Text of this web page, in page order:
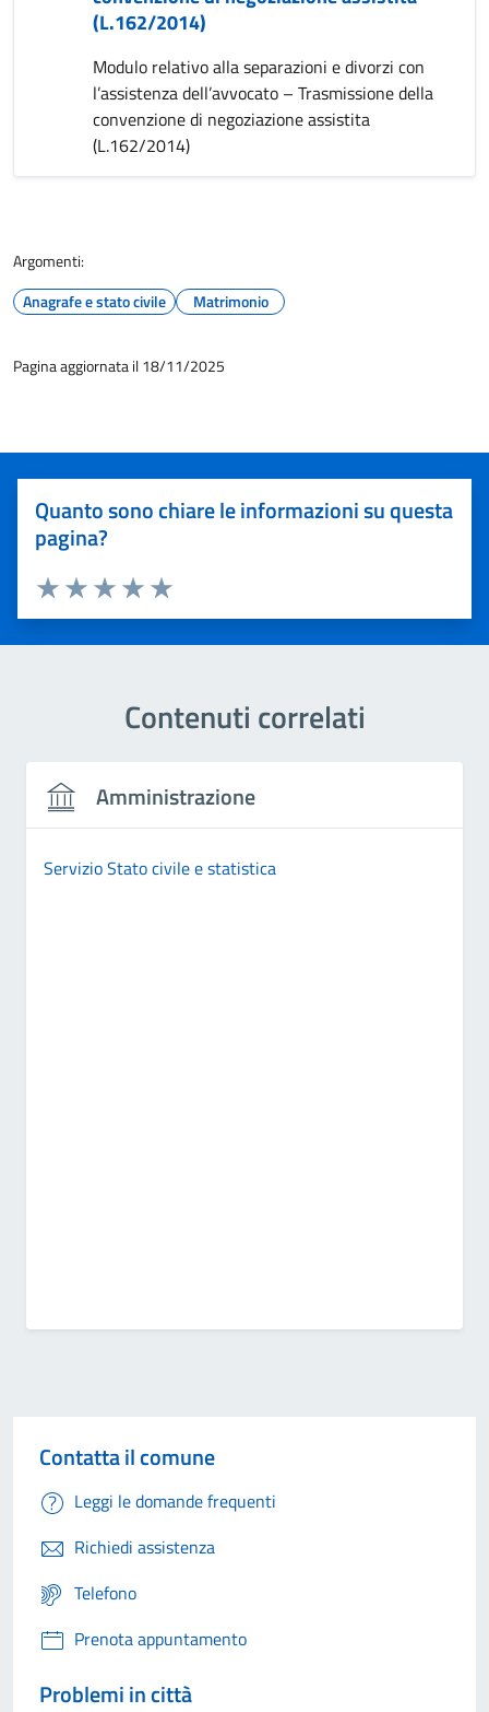
(L.162/2014)
Modulo relativo alla separazioni e divorzi con
l’assistenza dell’avvocato – Trasmissione della
convenzione di negoziazione assistita
(L.162/2014)
Argomenti:
Anagrafe e stato civile
Matrimonio
Pagina aggiornata il 18/11/2025
Quanto sono chiare le informazioni su questa
pagina?
Valuta 5 stelle su 5
Valuta 4 stelle su 5
Valuta 3 stelle su 5
Valuta 2 stelle su 5
Valuta 1 stelle su 5
Contenuti correlati
Amministrazione
Servizio Stato civile e statistica
Contatta il comune
Leggi le domande frequenti
Richiedi assistenza
Telefono
Prenota appuntamento
Problemi in città